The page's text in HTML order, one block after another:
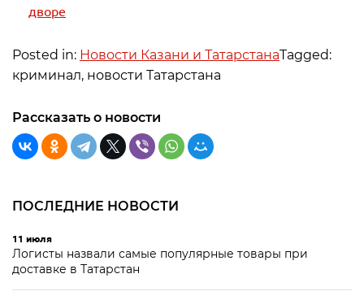
дворе
Posted in: Новости Казани и ТатарстанаTagged:
криминал, новости Татарстана
Рассказать о новости
ПОСЛЕДНИЕ НОВОСТИ
11 июля
Логисты назвали самые популярные товары при
доставке в Татарстан